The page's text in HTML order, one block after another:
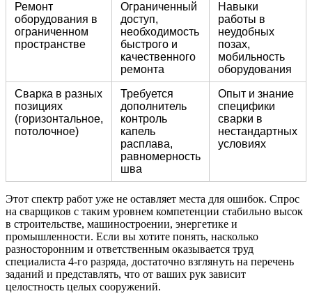
Ремонт
оборудования в
ограниченном
пространстве
Ограниченный
доступ,
необходимость
быстрого и
качественного
ремонта
Навыки
работы в
неудобных
позах,
мобильность
оборудования
Сварка в разных
позициях
(горизонтальное,
потолочное)
Требуется
дополнитель
контроль
капель
расплава,
равномерность
шва
Опыт и знание
специфики
сварки в
нестандартных
условиях
Этот спектр работ уже не оставляет места для ошибок. Спрос
на сварщиков с таким уровнем компетенции стабильно высок
в строительстве, машиностроении, энергетике и
промышленности. Если вы хотите понять, насколько
разносторонним и ответственным оказывается труд
специалиста 4-го разряда, достаточно взглянуть на перечень
заданий и представлять, что от ваших рук зависит
целостность целых сооружений.